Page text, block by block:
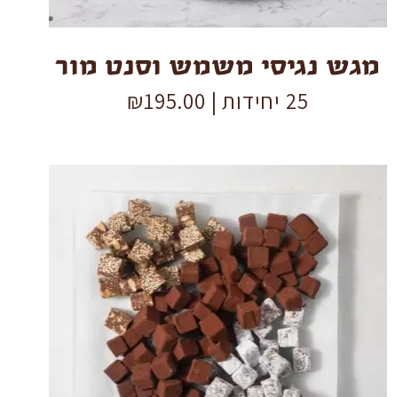
מגש נגיסי משמש וסנט מור
25 יחידות | ₪195.00
טראפלס
פול
אפרט